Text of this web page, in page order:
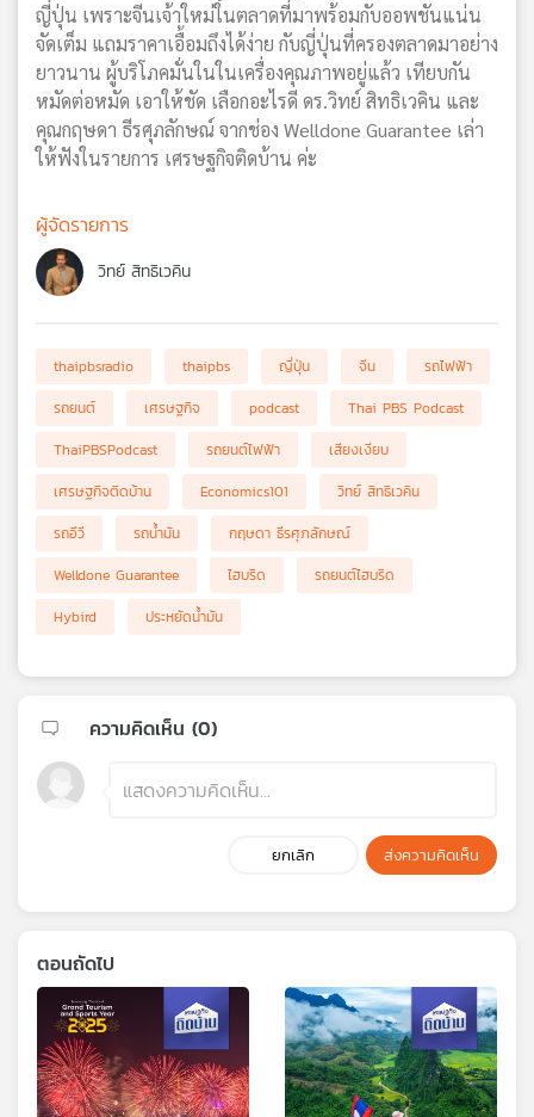
ญี่ปุ่น เพราะจีนเจ้าใหม่ในตลาดที่มาพร้อมกับออพชันแน่น
จัดเต็ม แถมราคาเอื้อมถึงได้ง่าย กับญี่ปุ่นที่ครองตลาดมาอย่าง
ยาวนาน ผู้บริโภคมั่นในในเครื่องคุณภาพอยู่แล้ว เทียบกัน
หมัดต่อหมัด เอาให้ชัด เลือกอะไรดี ดร.วิทย์ สิทธิเวคิน และ
คุณกฤษดา ธีรศุภลักษณ์ จากช่อง Welldone Guarantee เล่า
ให้ฟังในรายการ เศรษฐกิจติดบ้าน ค่ะ
ผู้จัดรายการ
วิทย์ สิทธิเวคิน
thaipbsradio thaipbs ญี่ปุ่น จีน
รถไฟฟ้า
รถยนต์
เศรษฐกิจ podcast
Thai PBS Podcast
ThaiPBSPodcast
รถยนต์ไฟฟ้า
เสียงเงียบ
เศรษฐกิจติดบ้าน
Economics101
วิทย์ สิทธิเวคิน
รถอีวี
รถน้ำมัน
กฤษดา ธีรศุภลักษณ์
Welldone Guarantee
ไฮบริด
รถยนต์ไฮบริด
Hybird
ประหยัดน้ำมัน
ความคิดเห็น (0)
ยกเลิก ส่งความคิดเห็น
ตอนถัดไป